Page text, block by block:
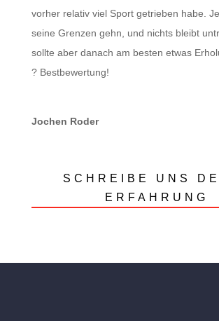
vorher relativ viel Sport getrieben habe.
seine Grenzen gehn, und nichts bleibt
sollte aber danach am besten etwas
? Bestbewertung!
Jochen Roder
SCHREIBE UNS
ERFAHRUNG